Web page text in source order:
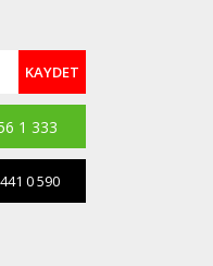
KAYDET
1 333
0 590